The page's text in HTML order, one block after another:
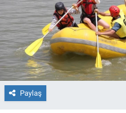
Paylaş
EĞİTİM
ÖZEL HABER
POLİTİKA
SAĞLIK